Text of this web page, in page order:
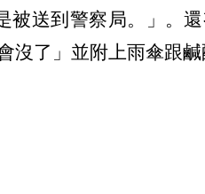
被送到警察局。」。
沒了」並附上雨傘跟鹹